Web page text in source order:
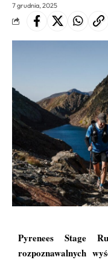
7 grudnia, 2025
Pyrenees Stage
rozpoznawalnych